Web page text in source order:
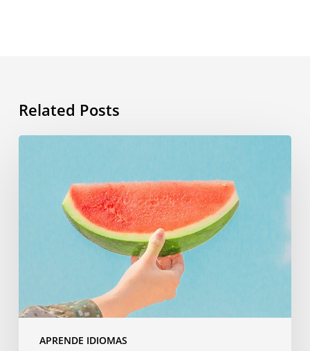
Related Posts
APRENDE IDIOMAS
imprescindibles